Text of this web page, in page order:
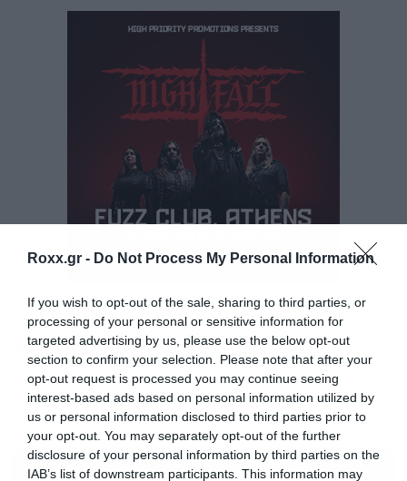
Roxx.gr - Do Not Process My Personal Information
If you wish to opt-out of the sale, sharing to third parties, or
processing of your personal or sensitive information for
targeted advertising by us, please use the below opt-out
section to confirm your selection. Please note that after your
opt-out request is processed you may continue seeing
interest-based ads based on personal information utilized by
us or personal information disclosed to third parties prior to
your opt-out. You may separately opt-out of the further
disclosure of your personal information by third parties on the
IAB’s list of downstream participants. This information may
στήνει ένα απολαυστικό dance party με
επιλογές από ολόκληρη τη δισκογραφία του:
“Booty Swing”, “Chambermaid Swing”, “Mambo
Rap”, “The Burning Spider” και φυσικά, το
“Catgroove” με το οποίο μας αποχαιρέτισε.
Το Release Athens 2024 συνεχίζεται την
Πέμπτη 20 Ιουνίου, με τις πολυαναμενόμενες
εμφανίσεις των Pulp, The Smile, Ride και
Tramhaus.
Tags: RELEASE ATHENS